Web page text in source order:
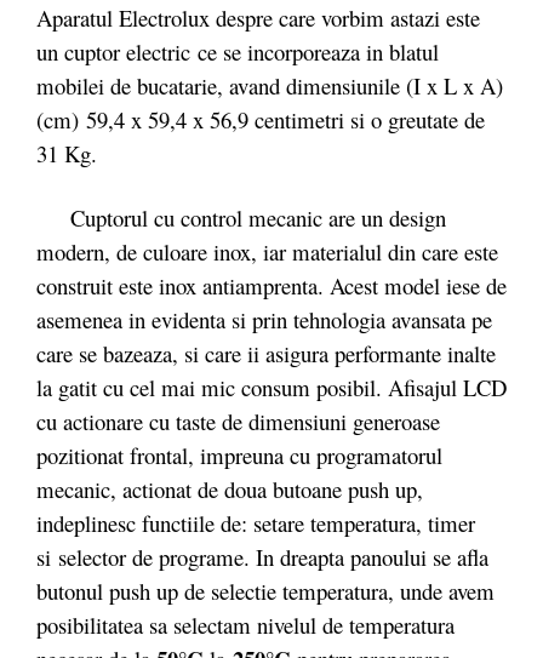
Aparatul Electrolux despre care vorbim astazi este
un cuptor electric ce se incorporeaza in blatul
mobilei de bucatarie, avand dimensiunile (I x L x A)
(cm) 59,4 x 59,4 x 56,9 centimetri si o greutate de
31 Kg.
Cuptorul cu control mecanic are un design
modern, de culoare inox, iar materialul din care este
construit este inox antiamprenta. Acest model iese de
asemenea in evidenta si prin tehnologia avansata pe
care se bazeaza, si care ii asigura performante inalte
la gatit cu cel mai mic consum posibil. Afisajul LCD
cu actionare cu taste de dimensiuni generoase
pozitionat frontal, impreuna cu programatorul
mecanic, actionat de doua butoane push up,
indeplinesc functiile de: setare temperatura, timer
si selector de programe. In dreapta panoului se afla
butonul push up de selectie temperatura, unde avem
posibilitatea sa selectam nivelul de temperatura